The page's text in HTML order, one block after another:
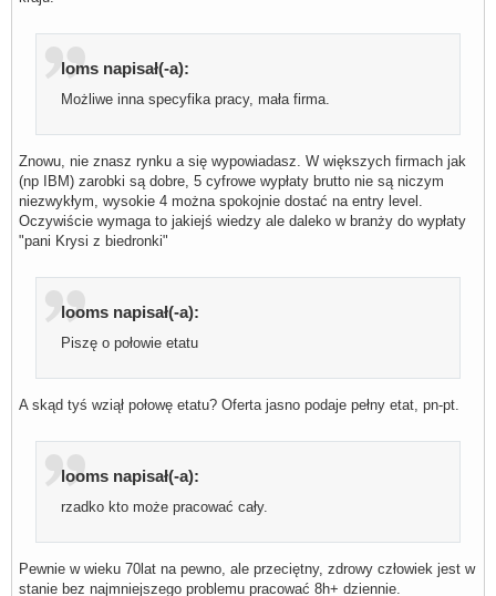
loms napisał(-a):
Możliwe inna specyfika pracy, mała firma.
Znowu, nie znasz rynku a się wypowiadasz. W większych firmach jak
(np IBM) zarobki są dobre, 5 cyfrowe wypłaty brutto nie są niczym
niezwykłym, wysokie 4 można spokojnie dostać na entry level.
Oczywiście wymaga to jakiejś wiedzy ale daleko w branży do wypłaty
"pani Krysi z biedronki"
looms napisał(-a):
Piszę o połowie etatu
A skąd tyś wziął połowę etatu? Oferta jasno podaje pełny etat, pn-pt.
looms napisał(-a):
rzadko kto może pracować cały.
Pewnie w wieku 70lat na pewno, ale przeciętny, zdrowy człowiek jest w
stanie bez najmniejszego problemu pracować 8h+ dziennie.